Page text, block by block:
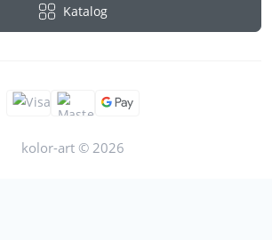
Katalog
kolor-art © 2026